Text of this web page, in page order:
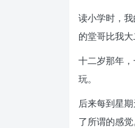
读小学时，
的堂哥比我
十二岁那年
玩。
后来每到星
了所谓的感觉